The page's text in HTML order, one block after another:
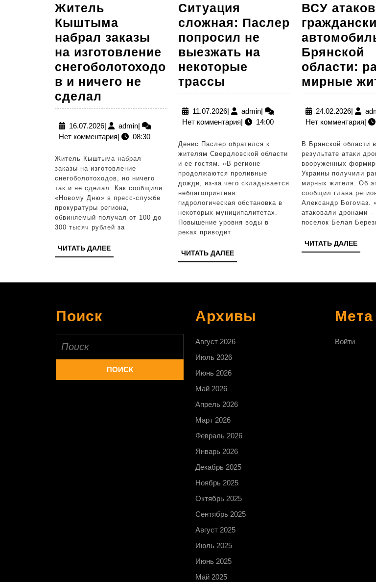
Житель
Кыштыма
набрал заказы
на изготовление
снегоболотоходо
в и ничего не
сделал
Кыштыма
набрал
заказы
на
изготовление
снегоболотоходов
и
ничего
не
сделал
16.07.202616.07.2026
| adminadmin
|
Нет комментария| 08:30
Житель Кыштыма набрал
заказы на изготовление
снегоболотоходов, но ничего
так и не сделал. Как сообщили
«Новому Дню» в пресс-службе
прокуратуры региона,
обвиняемый получал от 100 до
300 тысяч рублей за
ЧИТАТЬ ДАЛЕЕЧИТАТЬ
ДАЛЕЕ
Ситуация
сложная: Паслер
попросил не
выезжать на
некоторые
трассы
сложная:
Паслер
попросил
не
выезжать
на
некоторые
трассы
11.07.202611.07.2026
| adminadmin
|
Нет комментария| 14:00
Денис Паслер обратился к
жителям Свердловской области
и ее гостям. «В регионе
продолжаются проливные
дожди, из-за чего складывается
неблагоприятная
гидрологическая обстановка в
некоторых муниципалитетах.
Повышение уровня воды в
реках приводит
ЧИТАТЬ ДАЛЕЕЧИТАТЬ
ДАЛЕЕ
ВСУ
Брянской
области:
мирные
24.02.2026|
Нет комментария|
В Брянской области в
результате атаки
вооруженных
Украины получили
мирных жителя. Об
сообщил глава
Александр Богомаз.
атаковали дронами –
поселок Белая
ЧИТАТЬ ДАЛЕЕ
ДАЛЕЕ
Поиск Архивы
Август 2026
Июль 2026
Июнь 2026
Май 2026
Апрель 2026
Март 2026
Февраль 2026
Январь 2026
Декабрь 2025
Ноябрь 2025
Октябрь 2025
Сентябрь 2025
Август 2025
Июль 2025
Июнь 2025
Май 2025
Мета
Войти